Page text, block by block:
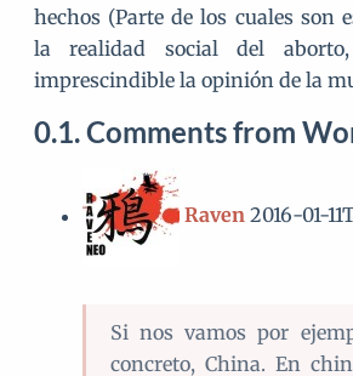
hechos (Parte de los cuales son
la realidad social del
imprescindible la opinión de la
Comments from
Raven 2016-01-
Si nos vamos por
concreto, China. En